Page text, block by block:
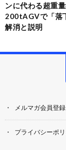
ンに代わる超重
200tAGVで「落
解消と説明
メルマガ会員登録
プライバシーポ